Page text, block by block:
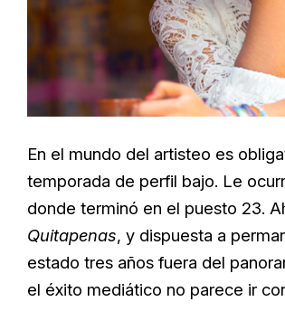
En el mundo del artisteo es
temporada de perfil bajo. Le
donde terminó en el puesto 23.
Quitapenas, y dispuesta a
estado tres años fuera del
el éxito mediático no parece ir